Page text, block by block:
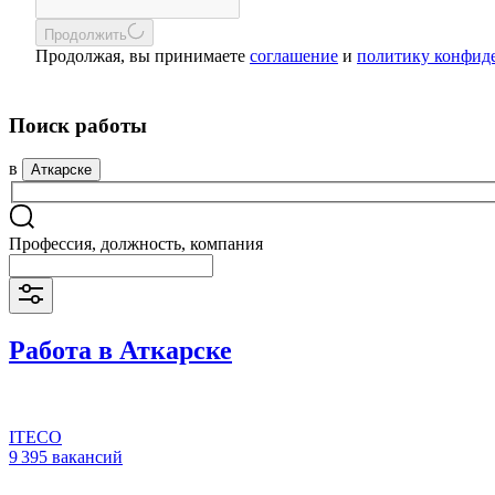
Продолжить
Продолжая, вы принимаете соглашение и политику
Поиск работы
в Аткарске
Профессия, должность, компания
Работа в Аткарске
ITECO
9 395 вакансий